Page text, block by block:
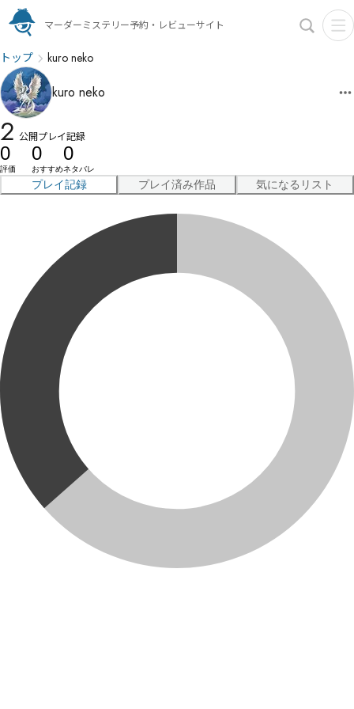
マーダーミステリー予約・レビューサイト
トップ kuro neko
kuro neko
2 公開プレイ記録
0
評価
0
おすすめ
0
ネタバレ
プレイ記録 プレイ済み作品 気になるリスト